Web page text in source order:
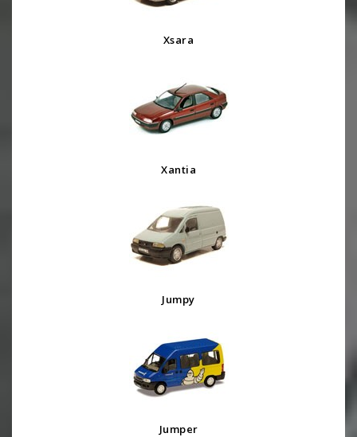
Xsara
Xantia
Jumpy
Jumper